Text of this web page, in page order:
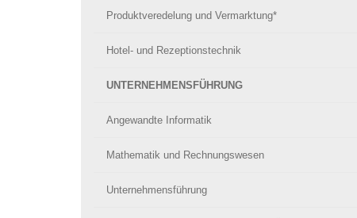
Produktveredelung und Vermarktung*
Hotel- und Rezeptionstechnik
UNTERNEHMENSFÜHRUNG
Angewandte Informatik
Mathematik und Rechnungswesen
Unternehmensführung